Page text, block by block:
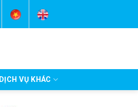
DỊCH VỤ KHÁC